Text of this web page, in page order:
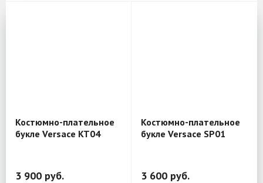
Костюмно-плательное
букле Versace KT04
3 900 руб.
Костюмно-плательное
букле Versace SP01
3 600 руб.